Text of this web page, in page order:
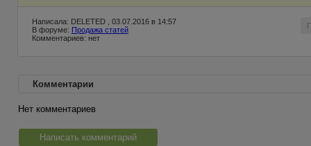
Написала: DELETED , 03.07.2016 в 14:57
В форуме: Продажа статей
Комментариев: нет
Комментарии
Нет комментариев
Написать комментарий